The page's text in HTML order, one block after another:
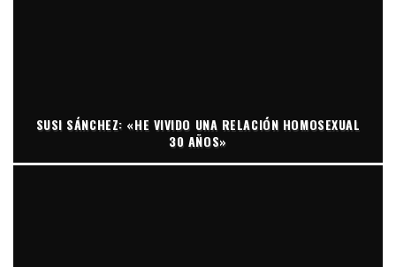
SUSI SÁNCHEZ: «HE VIVIDO UNA RELACIÓN HOMOSEXUAL
30 AÑOS»